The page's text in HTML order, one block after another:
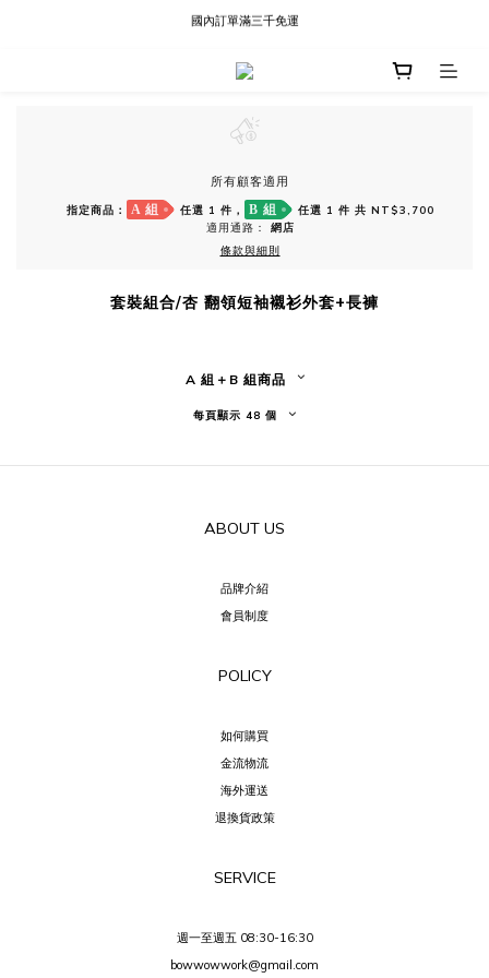
現貨快速出貨∣Ready to Ship
國內訂單滿三千免運
現貨快速出貨∣Ready to Ship
所有顧客適用
指定商品： A 組 任選 1 件， B 組
任選 1 件 共 NT$3,700
適用通路： 網店
條款與細則
套裝組合/杏 翻領短袖襯衫外套+長褲
A 組＋B 組商品
每頁顯示 48 個
ABOUT US
品牌介紹
會員制度
POLICY
如何購買
金流物流
海外運送
退換貨政策
SERVICE
週一至週五 08:30-16:30
bowwowwork@gmail.com